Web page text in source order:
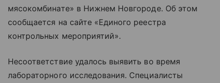
мясокомбинате» в Нижнем Новгороде. Об этом
сообщается на сайте «Единого реестра
контрольных мероприятий».
Несоответствие удалось выявить во время
лабораторного исследования. Специалисты